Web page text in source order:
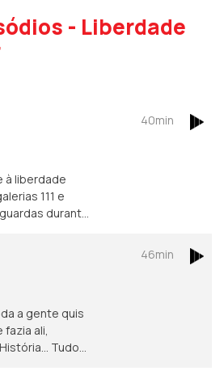
- Liberdade
à liberdade
111 e
durante
40min
a gente quis
ali,
Tudo
46min